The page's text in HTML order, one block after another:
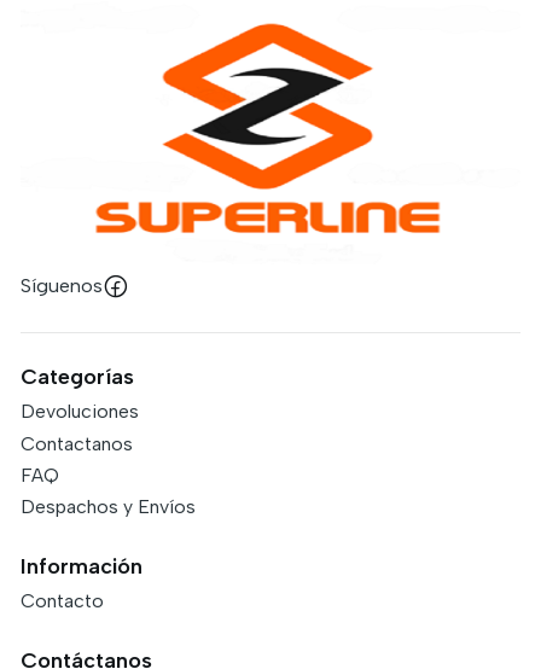
Síguenos
Categorías
Devoluciones
Contactanos
FAQ
Despachos y Envíos
Información
Contacto
Contáctanos